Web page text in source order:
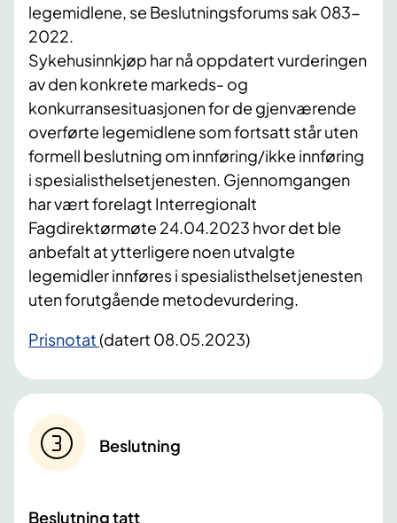
legemidlene, se Beslutningsforums sak 083-
2022.
Sykehusinnkjøp har nå oppdatert vurderingen
av den konkrete markeds- og
konkurransesituasjonen for de gjenværende
overførte legemidlene som fortsatt står uten
formell beslutning om innføring/ikke innføring
i spesialisthelsetjenesten. Gjennomgangen
har vært forelagt Interregionalt
Fagdirektørmøte 24.04.2023 hvor det ble
anbefalt at ytterligere noen utvalgte
legemidler innføres i spesialisthelsetjenesten
uten forutgående metodevurdering.
Prisnotat(datert 08.05.2023)
Beslutning
Beslutning tatt